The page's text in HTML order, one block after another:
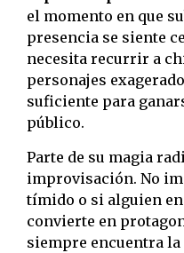
el momento en que
presencia se siente
necesita recurrir a
personajes
suficiente para
público.
Parte de su magia
improvisación. No
tímido o si alguien
convierte en
siempre encuentra la